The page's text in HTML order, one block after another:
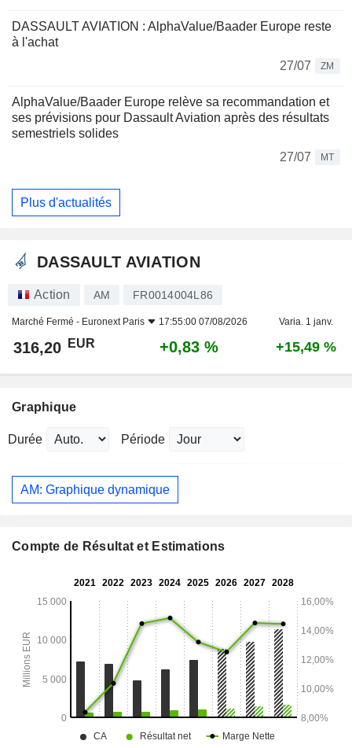
DASSAULT AVIATION : AlphaValue/Baader Europe reste
à l'achat
27/07
ZM
AlphaValue/Baader Europe relève sa recommandation et
ses prévisions pour Dassault Aviation après des résultats
semestriels solides
27/07
MT
Plus d'actualités
DASSAULT AVIATION
Action AM FR0014004L86
Marché Fermé - Euronext Paris 17:55:00 07/08/2026 Varia. 1 janv.
316,20 EUR +0,83 % +15,49 %
Graphique
Durée Période
AM: Graphique dynamique
Compte de Résultat et Estimations